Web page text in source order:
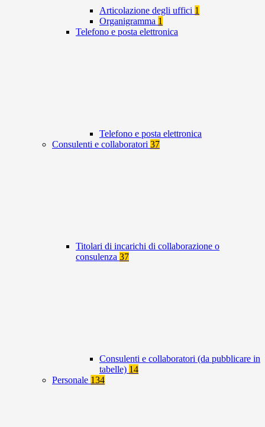
Articolazione degli uffici 1
Organigramma 1
Telefono e posta elettronica
Telefono e posta elettronica
Consulenti e collaboratori 37
Titolari di incarichi di collaborazione o
consulenza 37
Consulenti e collaboratori (da pubblicare in
tabelle) 14
Personale 134